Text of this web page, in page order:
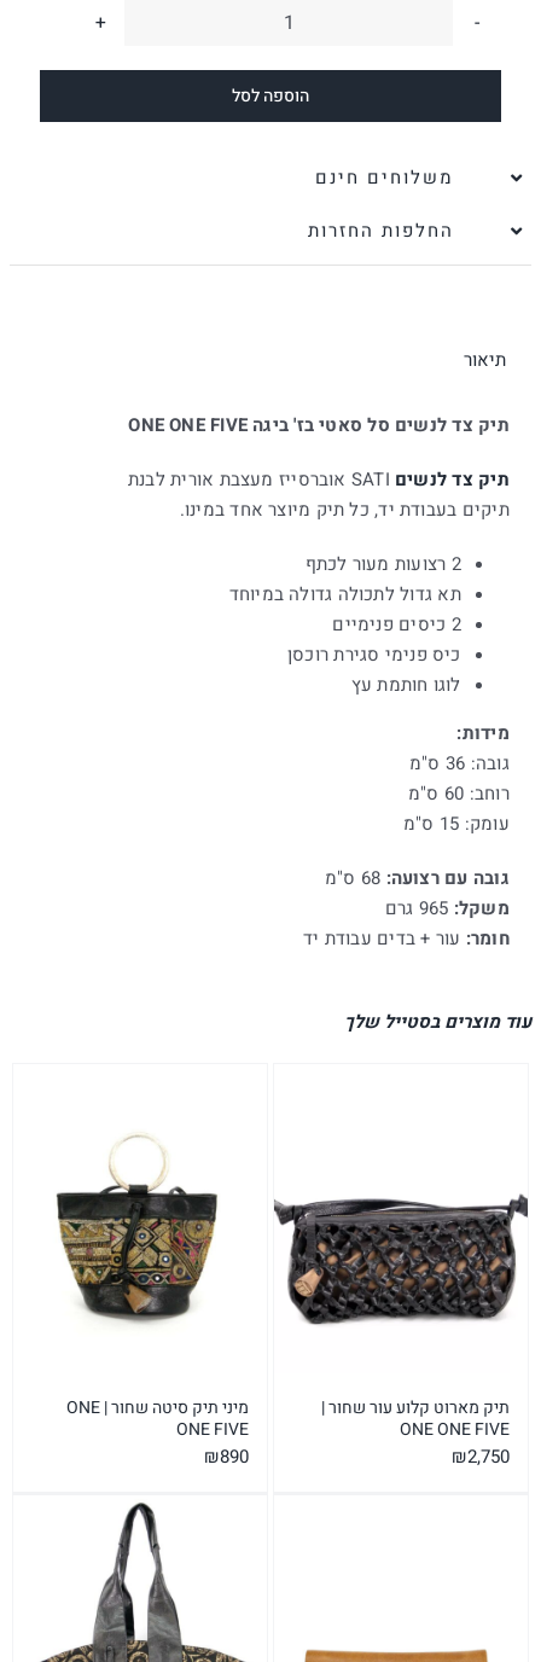
כמות
של
תיק
|
הוספה לסל
משלוחים חינם
החלפות החזרות
תיאור
תיק צד לנשים סל סאטי בז' ביגה ONE ONE FIVE
תיק צד לנשים
תיקים בעבודת יד, כל תיק מיוצר אחד במינו.
2 רצועות מעור לכתף
תא גדול לתכולה גדולה במיוחד
2 כיסים פנימיים
כיס פנימי סגירת רוכסן
לוגו חותמת עץ
מידות:
גובה: 36 ס"מ
רוחב: 60 ס"מ
עומק: 15 ס"מ
גובה עם רצועה:
משקל:
חומר: עור + בדים עבודת יד
עוד מוצרים בסטייל שלך
תיק מארוט קלוע עור שחור |
ONE ONE FIVE
₪2,750
מיני תיק סיטה שחור | ONE
ONE FIVE
₪890